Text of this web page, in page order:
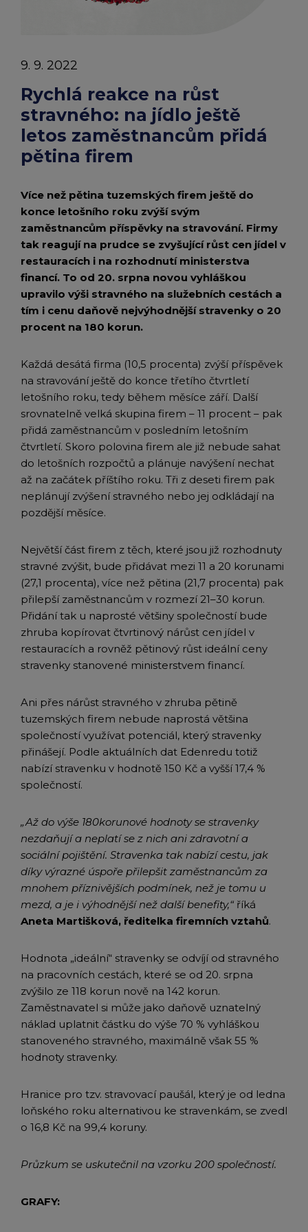
pětina
firem
Edenred Card FKSP
TANKARTA Benefit od Edenred
Informace k migraci na Edenred Card
Stravenkový portál
Qerko
Edenred Čistý
Edenred Service
Rychlá reakce na růst
stravného: na jídlo ještě
letos zaměstnancům přidá
pětina firem
9. 9. 2022
Více než pětina tuzemských firem ještě do
konce letošního roku zvýší svým
zaměstnancům příspěvky na stravování. Firmy
tak reagují na prudce se zvyšující růst cen jídel v
restauracích i na rozhodnutí ministerstva
financí. To od 20. srpna novou vyhláškou
upravilo výši stravného na služebních cestách a
tím i cenu daňově nejvýhodnější stravenky o 20
procent na 180 korun.
Každá desátá firma (10,5 procenta) zvýší příspěvek
na stravování ještě do konce třetího čtvrtletí
letošního roku, tedy během měsíce září. Další
srovnatelně velká skupina firem – 11 procent – pak
přidá zaměstnancům v posledním letošním
čtvrtletí. Skoro polovina firem ale již nebude sahat
do letošních rozpočtů a plánuje navýšení nechat
až na začátek příštího roku. Tři z deseti firem pak
neplánují zvýšení stravného nebo jej odkládají na
pozdější měsíce.
Největší část firem z těch, které jsou již rozhodnuty
stravné zvýšit, bude přidávat mezi 11 a 20 korunami
(27,1 procenta), více než pětina (21,7 procenta) pak
přilepší zaměstnancům v rozmezí 21–30 korun.
Přidání tak u naprosté většiny společností bude
zhruba kopírovat čtvrtinový nárůst cen jídel v
restauracích a rovněž pětinový růst ideální ceny
stravenky stanovené ministerstvem financí.
Ani přes nárůst stravného v zhruba pětině
tuzemských firem nebude naprostá většina
společností využívat potenciál, který stravenky
přinášejí. Podle aktuálních dat Edenredu totiž
nabízí stravenku v hodnotě 150 Kč a vyšší 17,4 %
společností.
„Až do výše 180korunové hodnoty se stravenky
nezdaňují a neplatí se z nich ani zdravotní a
sociální pojištění. Stravenka tak nabízí cestu, jak
díky výrazné úspoře přilepšit zaměstnancům za
mnohem příznivějších podmínek, než je tomu u
mezd, a je i výhodnější než další benefity,“ říká
Aneta Martišková, ředitelka firemních vztahů.
Hodnota „ideální“ stravenky se odvíjí od stravného
na pracovních cestách, které se od 20. srpna
zvýšilo ze 118 korun nově na 142 korun.
Zaměstnavatel si může jako daňově uznatelný
náklad uplatnit částku do výše 70 % vyhláškou
stanoveného stravného, maximálně však 55 %
hodnoty stravenky.
Hranice pro tzv. stravovací paušál, který je od ledna
loňského roku alternativou ke stravenkám, se zvedl
o 16,8 Kč na 99,4 koruny.
Průzkum se uskutečnil na vzorku 200 společností.
GRAFY: